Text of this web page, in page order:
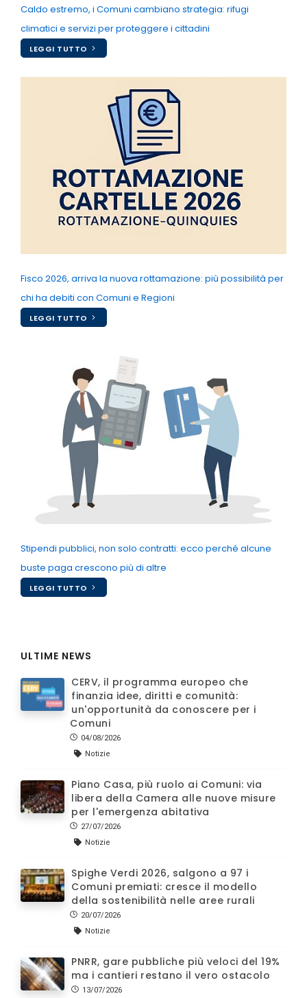
Caldo estremo, i Comuni cambiano strategia: rifugi
climatici e servizi per proteggere i cittadini
LEGGI TUTTO
Fisco 2026, arriva la nuova rottamazione: più possibilità per
chi ha debiti con Comuni e Regioni
LEGGI TUTTO
Stipendi pubblici, non solo contratti: ecco perché alcune
buste paga crescono più di altre
LEGGI TUTTO
ULTIME NEWS
CERV, il programma europeo che
finanzia idee, diritti e comunità:
un'opportunità da conoscere per i
Comuni
04/08/2026
Notizie
Piano Casa, più ruolo ai Comuni: via
libera della Camera alle nuove misure
per l'emergenza abitativa
27/07/2026
Notizie
Spighe Verdi 2026, salgono a 97 i
Comuni premiati: cresce il modello
della sostenibilità nelle aree rurali
20/07/2026
Notizie
PNRR, gare pubbliche più veloci del 19%
ma i cantieri restano il vero ostacolo
13/07/2026